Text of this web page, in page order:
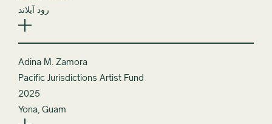
رود آيلاند
Adina M. Zamora
Pacific Jurisdictions Artist Fund
2025
Yona, Guam